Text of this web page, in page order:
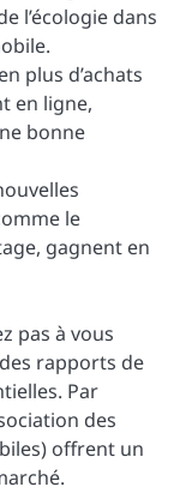
l’écologie dans
plus d’achats
en ligne,
bonne
le
gagnent en
pas à vous
rapports de
Par
des
offrent un